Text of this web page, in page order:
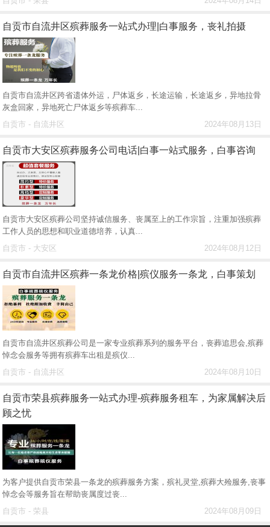
自贡市自流井区殡葬服务一站式办理|白事服务，丧礼拍摄
自贡市自流井区跨省遗体外运，尸体返乡，长途运输，长途返乡，异地拉骨
灰盒回家，异地死亡尸体返乡等殡葬车...
2024年08月13日
自贡市 - 自流井区
自贡市大安区殡葬服务公司电话|白事一站式服务，白事咨询
自贡市大安区殡葬公司坚持诚信服务、丧属至上的工作宗旨，注重加强殡葬
工作人员的思想和职业道德培养，认真...
2024年08月12日
自贡市 - 大安区
自贡市自流井区殡葬一条龙价格|殡仪服务一条龙，白事策划
自贡市自流井区殡葬公司是一家专业殡葬系列的服务平台，丧葬追思会,殡葬
悼念会服务等拥有殡葬车出租是殡仪...
2024年08月10日
自贡市 - 自流井区
自贡市荣县殡葬服务一站式办理-殡葬服务租车，为家属解决后
顾之忧
为客户提供自贡市荣县一条龙的殡葬服务方案，殡礼灵堂,殡葬大殓服务,丧事
悼念会等服务旨在帮助丧属度过丧...
2024年08月09日
自贡市 - 荣县